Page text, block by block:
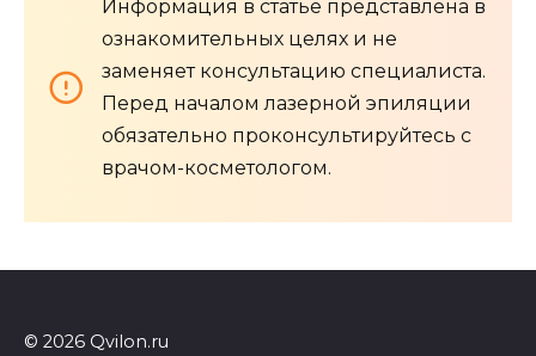
Информация в статье представлена в
ознакомительных целях и не
заменяет консультацию специалиста.
Перед началом лазерной эпиляции
обязательно проконсультируйтесь с
врачом-косметологом.
© 2026 Qvilon.ru